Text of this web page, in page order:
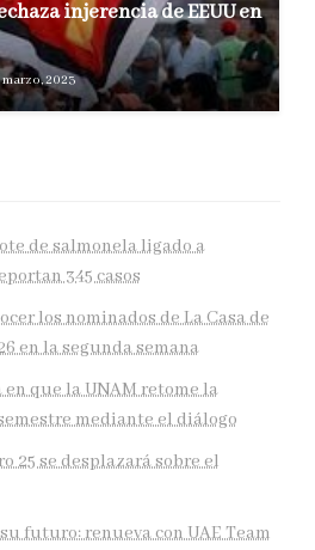
injerencia de EEUU en
marzo, 2023
de salmonela ligado a
345 casos
los nominados de La Casa de
en la segunda semana
que la UNAM retome la
mediante el diálogo
25 se desplazará sobre el
futuro: renueva con UAE Team